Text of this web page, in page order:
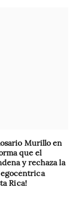
Murillo en
que el
y rechaza la
Rica!